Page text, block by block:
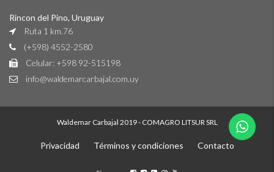
Rincon del Pino, Uruguay
Ruta 1 km.76
(+598) 4552-2580
Celular: +598 92-515198
info@waldemarcarbajal.com.uy
Waldemar Carbajal 2019 - COMAGRO LITSUR SRL
Privacidad Términos y condiciones Contacto